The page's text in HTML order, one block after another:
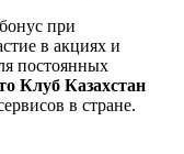
при
в акциях и
постоянных
Клуб Казахстан
в стране.